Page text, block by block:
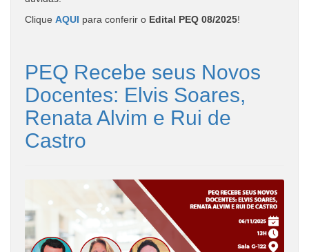
Clique AQUI para conferir o Edital PEQ 08/2025!
PEQ Recebe seus Novos
Docentes: Elvis Soares,
Renata Alvim e Rui de
Castro